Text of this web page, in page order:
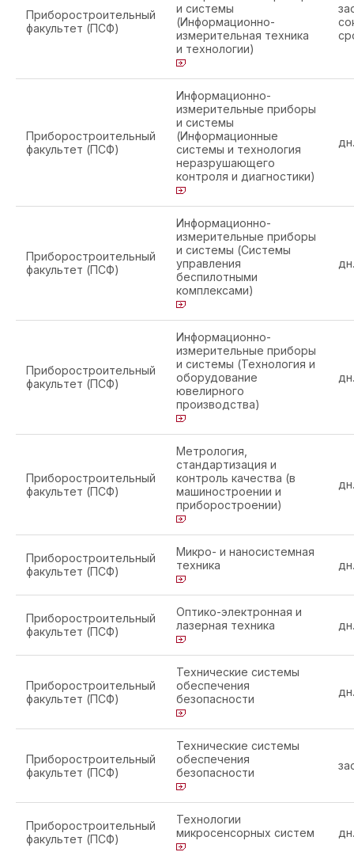
Приборостроительный
факультет (ПСФ)
и системы
(Информационно-
измерительная техника
и технологии)
Приборостроительный
факультет (ПСФ)
Информационно-
измерительные приборы
и системы
(Информационные
системы и технология
неразрушающего
контроля и диагностики)
дн.
Приборостроительный
факультет (ПСФ)
Информационно-
измерительные приборы
и системы (Системы
управления
беспилотными
комплексами)
дн.
Приборостроительный
факультет (ПСФ)
Информационно-
измерительные приборы
и системы (Технология и
оборудование
ювелирного
производства)
дн.
Приборостроительный
факультет (ПСФ)
Метрология,
стандартизация и
контроль качества (в
машиностроении и
приборостроении)
дн.
Приборостроительный
факультет (ПСФ)
Микро- и наносистемная
техника
дн.
Приборостроительный
факультет (ПСФ)
Оптико-электронная и
лазерная техника
дн.
Приборостроительный
факультет (ПСФ)
Технические системы
обеспечения
безопасности
дн.
Приборостроительный
факультет (ПСФ)
Технические системы
обеспечения
безопасности
Приборостроительный
факультет (ПСФ)
Технологии
микросенсорных систем
дн.